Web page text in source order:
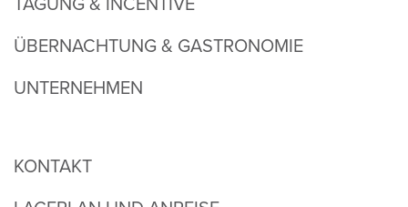
ÜBERNACHTUNG & GASTRONOMIE
UNTERNEHMEN
KONTAKT